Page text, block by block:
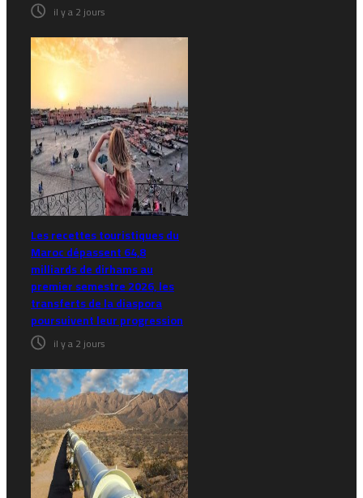
il y a 2 jours
Les recettes touristiques du
Maroc dépassent 64,8
milliards de dirhams au
premier semestre 2026, les
transferts de la diaspora
poursuivent leur progression
il y a 2 jours